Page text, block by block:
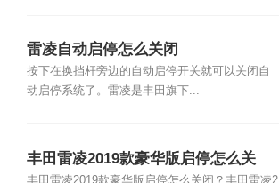
雷凌自动启停怎么关闭
按下在换挡杆旁边的自动启停开关就可以关闭自
动启停系统了。雷凌是丰田旗下...
丰田雷凌2019款豪华版启停怎么关
丰田雷凌2019款豪华版启停怎么关闭？丰田雷凌2